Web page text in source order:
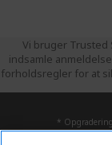
Vi bruger
indsamle
forholdsregler for at
*
tilgængeligheden